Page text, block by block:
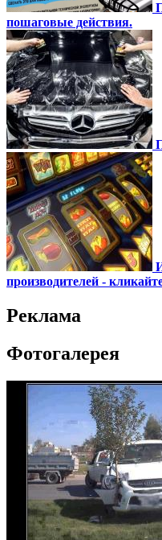
пошаговые действия.
производителей -
Реклама
Фотогалерея